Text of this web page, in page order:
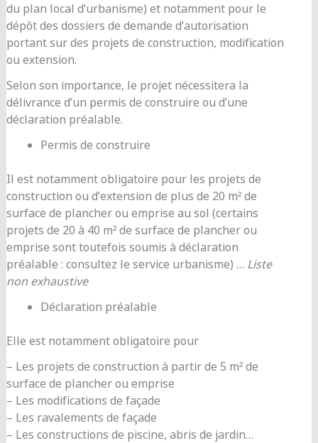
du plan local d’urbanisme) et notamment pour le
dépôt des dossiers de demande d’autorisation
portant sur des projets de construction, modification
ou extension.
Selon son importance, le projet nécessitera la
délivrance d’un permis de construire ou d’une
déclaration préalable.
Permis de construire
Il est notamment obligatoire pour les projets de
construction ou d’extension de plus de 20 m² de
surface de plancher ou emprise au sol (certains
projets de 20 à 40 m² de surface de plancher ou
emprise sont toutefois soumis à déclaration
préalable : consultez le service urbanisme) … Liste
non exhaustive
Déclaration préalable
Elle est notamment obligatoire pour
– Les projets de construction à partir de 5 m² de
surface de plancher ou emprise
– Les modifications de façade
– Les ravalements de façade
– Les constructions de piscine, abris de jardin…